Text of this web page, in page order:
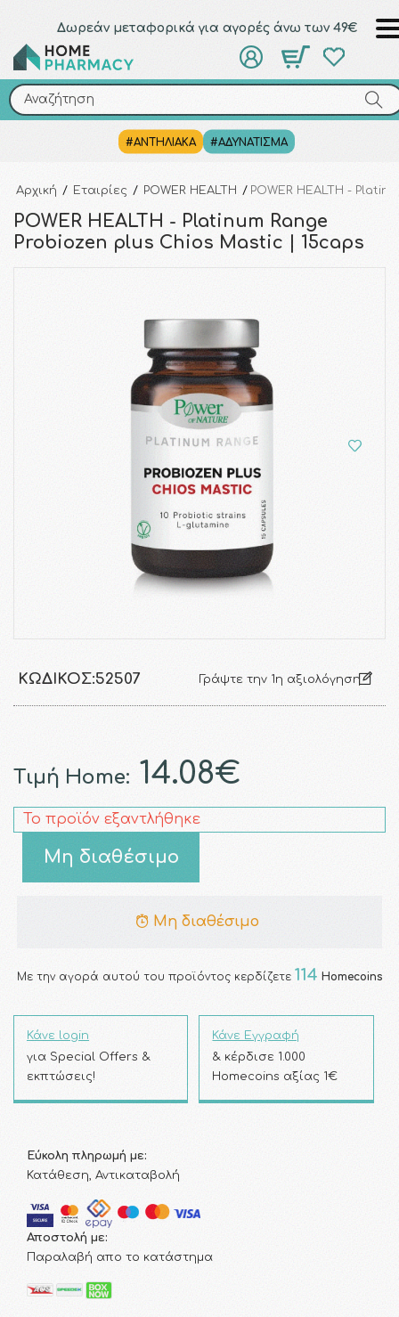
Δωρεάν μεταφορικά για αγορές άνω των 49€
Αναζήτηση
#ΑΝΤΗΛΙΑΚΑ #ΑΔΥΝΑΤΙΣΜΑ
Αναζήτηση
Αρχική / Εταιρίες / POWER HEALTH / POWER HEALTH -
POWER HEALTH - Platinum Range
Probiozen plus Chios Mastic | 15caps
ΚΩΔΙΚΌΣ:52507 Γράψτε την 1η αξιολόγηση
Τιμή Home: 14.08€
Το προϊόν εξαντλήθηκε
Μη διαθέσιμο
Μη διαθέσιμο
Με την αγορά αυτού του προϊόντος κερδίζετε 114 Homecoins
Κάνε login
για Special Offers &
εκπτώσεις!
Κάνε Εγγραφή
& κέρδισε 1.000
Homecoins αξίας 1€
Εύκολη πληρωμή με:
Κατάθεση, Αντικαταβολή
Αποστολή με:
Παραλαβή απο το κατάστημα